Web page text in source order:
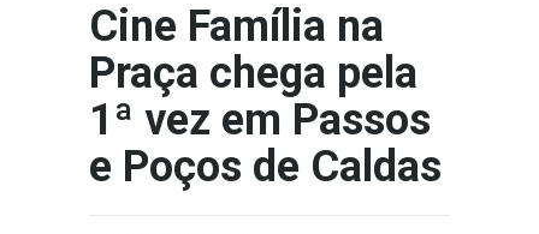
Cine Família na
Praça chega pela
1ª vez em Passos
e Poços de Caldas